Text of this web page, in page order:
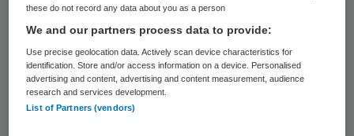
belangrijke taak als aandeelhouder van
PGGM, maar ook een grote
verantwoordelijkheid ten aanzien van
huidige en toekomstige uitdagingen voor
het werken in de zorg”, zegt Bussemaker.
these do not record any data about you as a person
We and our partners process data to provide:
Use precise geolocation data. Actively scan device characteristics for
identification. Store and/or access information on a device. Personalised
advertising and content, advertising and content measurement, audience
research and services development.
List of Partners (vendors)